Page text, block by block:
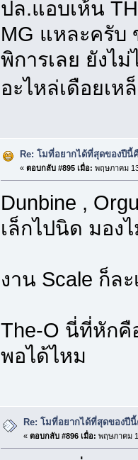
ปล.แอบเห้น
MG แหละครับ
พิการเลย ยังไ
อะไหล่เดือยเ
Re: โมที่อยากได้ที่สุดของปีนี้
« ตอบกลับ #895 เมื่อ: พฤษภาคม
Dunbine ,
เล็กไปนิด มอง
งาน Scale ก็ล
The-O นี่ที่หักคื
พอได้ไหม
Re: โมที่อยากได้ที่สุดของปี
« ตอบกลับ #896 เมื่อ: พฤษภาคม